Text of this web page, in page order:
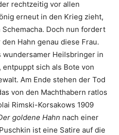
rechtzeitig vor allen
erneut in den Krieg zieht,
Doch nun fordert
Hahn genau diese Frau.
wundersamer Heilsbringer in
entpuppt sich als Bote von
Am Ende stehen der Tod
von den Machthabern ratlos
Rimski-Korsakows 1909
goldene Hahn nach einer
ist eine Satire auf die